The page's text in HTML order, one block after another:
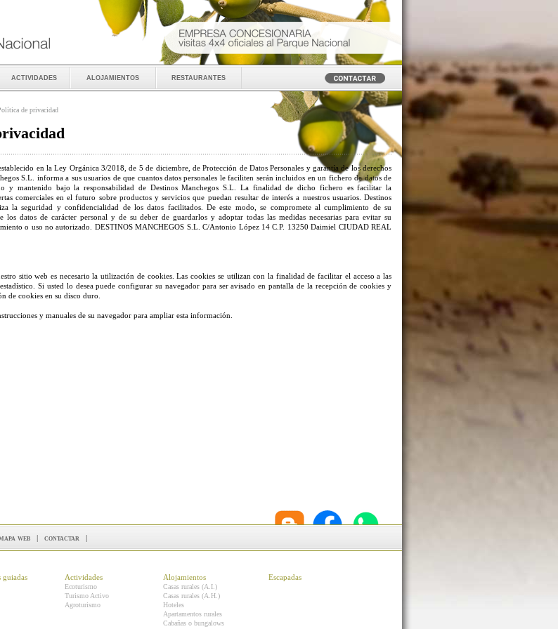
actividades alojamientos restaurantes
de privacidad
en la Ley Orgánica 3/2018, de 5 de diciembre, de Protección de Datos Personales y garantía de los derechos
S.L. informa a sus usuarios de que cuantos datos personales le faciliten serán incluidos en un fichero de datos de
y mantenido bajo la responsabilidad de Destinos Manchegos S.L. La finalidad de dicho fichero es facilitar la
comerciales en el futuro sobre productos y servicios que puedan resultar de interés a nuestros usuarios. Destinos
la seguridad y confidencialidad de los datos facilitados. De este modo, se compromete al cumplimiento de su
los datos de carácter personal y de su deber de guardarlos y adoptar todas las medidas necesarias para evitar su
o uso no autorizado. DESTINOS MANCHEGOS S.L. C/Antonio López 14 C.P. 13250 Daimiel CIUDAD REAL
sitio web es necesario la utilización de cookies. Las cookies se utilizan con la finalidad de facilitar el acceso a las
Si usted lo desea puede configurar su navegador para ser avisado en pantalla de la recepción de cookies y
de cookies en su disco duro.
y manuales de su navegador para ampliar esta información.
web | contactar |
guiadas Actividades
Ecoturismo
Turismo Activo
Agroturismo
Alojamientos
Casas rurales (A.I.)
Casas rurales (A.H.)
Hoteles
Apartamentos rurales
Cabañas o bungalows
Escapadas